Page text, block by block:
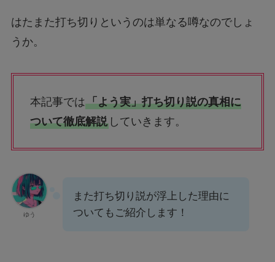
はたまた打ち切りというのは単なる噂なのでしょ
うか。
本記事では「よう実」打ち切り説の真相に
ついて徹底解説していきます。
ゆう
また打ち切り説が浮上した理由に
ついてもご紹介します！